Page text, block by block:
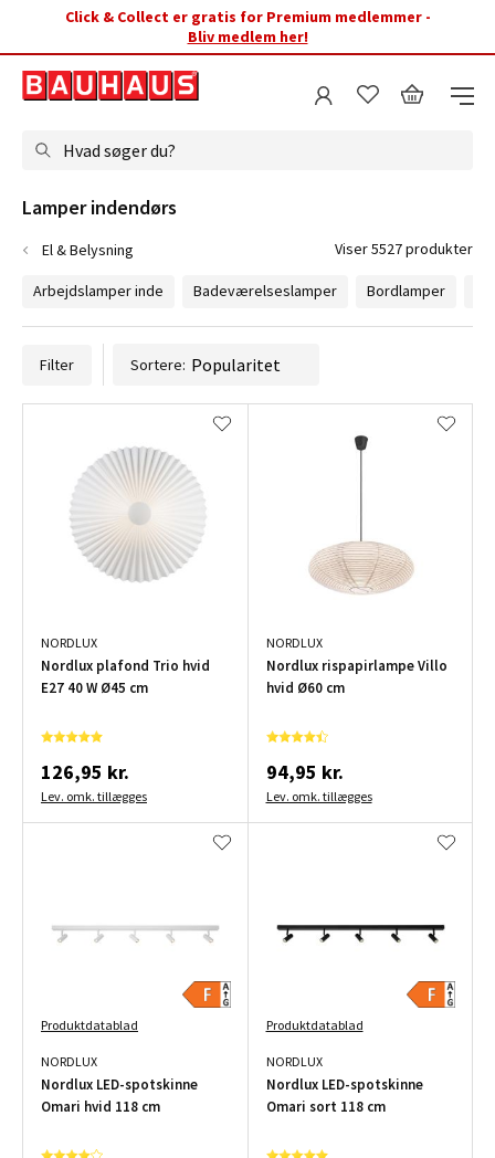
Click & Collect er gratis for Premium medlemmer -
Bliv medlem her!
Hvad søger du?
Filter Sortere:
NORDLUX
Nordlux plafond Trio hvid
E27 40 W Ø45 cm
126,95 kr.
Lev. omk. tillægges
NORDLUX
Nordlux rispapirlampe Villo
hvid Ø60 cm
94,95 kr.
Lev. omk. tillægges
Produktdatablad
NORDLUX
Nordlux LED-spotskinne
Omari hvid 118 cm
Produktdatablad
NORDLUX
Nordlux LED-spotskinne
Omari sort 118 cm
Lamper indendørs
El & Belysning Viser 5527 produkter
Arbejdslamper inde Badeværelseslamper Bordlamper